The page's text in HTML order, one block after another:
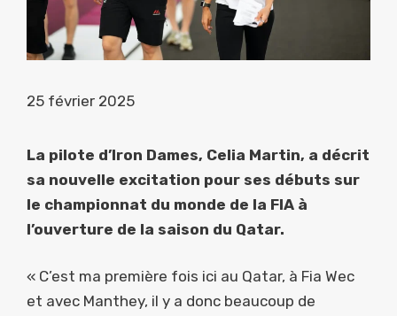
25 février 2025
La pilote d’Iron Dames, Celia Martin, a décrit
sa nouvelle excitation pour ses débuts sur
le championnat du monde de la FIA à
l’ouverture de la saison du Qatar.
« C’est ma première fois ici au Qatar, à Fia Wec
et avec Manthey, il y a donc beaucoup de